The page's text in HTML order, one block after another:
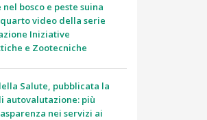
nel bosco e peste suina
video della serie
Iniziative
e Zootecniche
Salute, pubblicata la
autovalutazione: più
nei servizi ai